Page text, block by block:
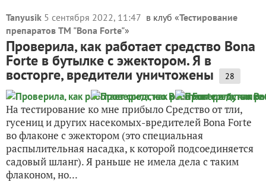
Tanyusik 5 сентября 2022, 11:47 в клуб «Тестирование
препаратов ТМ "Bona Forte"»
Проверила, как работает средство Bona
Forte в бутылке с эжектором. Я в
восторге, вредители уничтожены 28
На тестирование ко мне прибыло Средство от тли,
гусениц и других насекомых-вредителей Bona Forte
во флаконе с эжектором (это специальная
распылительная насадка, к которой подсоединяется
садовый шланг). Я раньше не имела дела с таким
флаконом, но...